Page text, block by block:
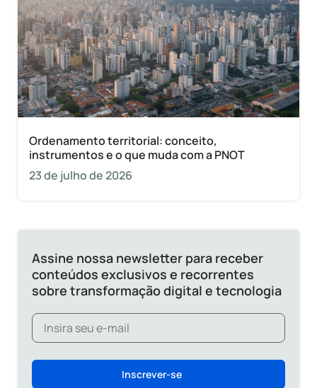
Ordenamento territorial: conceito,
instrumentos e o que muda com a PNOT
23 de julho de 2026
Assine nossa newsletter para receber
conteúdos exclusivos e recorrentes
sobre transformação digital e tecnologia
Inscrever-se